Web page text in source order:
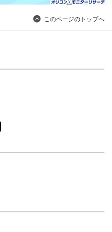
このページのトップへ